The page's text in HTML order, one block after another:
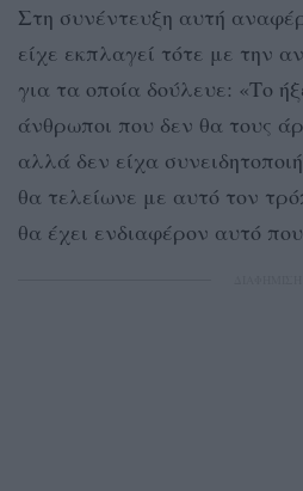
Στη συνέντευξη αυτή
είχε εκπλαγεί τότε με την
για τα οποία δούλευε: «Το
άνθρωποι που δεν θα τους
αλλά δεν είχα
θα τελείωνε με αυτό τον
θα έχει ενδιαφέρον αυτό